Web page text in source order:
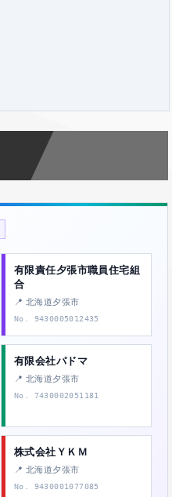
有限責任夕張市職員住宅組
合
📍 北海道夕張市
No. 9430005012435
有限会社パドマ
📍 北海道夕張市
No. 7430002051181
株式会社ＹＫＭ
📍 北海道夕張市
No. 9430001077085